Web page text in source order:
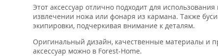
Этот аксессуар отлично подходит для
извлечении ножа или фонаря из кармана. Также
экипировки, подчеркивая внимание к деталям.
Оригинальный дизайн, качественные материалы и
аксессуар можно в Forest-Home.